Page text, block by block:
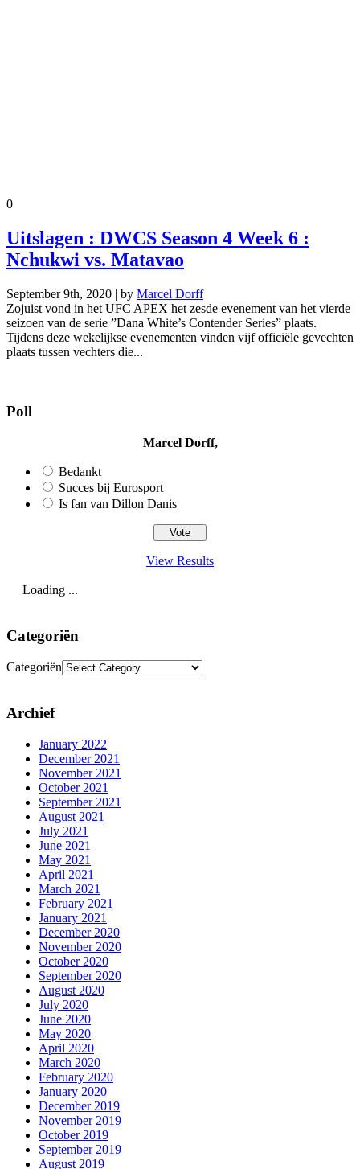
0
Uitslagen : DWCS Season 4 Week 6 :
Nchukwi vs. Matavao
September 9th, 2020 | by Marcel Dorff
Zojuist vond in het UFC APEX het zesde evenement van het vierde
seizoen van de serie ”Dana White’s Contender Series” plaats.
Tijdens deze wekelijkse evenementen vinden vijf officiële gevechten
plaats tussen vechters die...
Poll
Marcel Dorff,
Bedankt
Succes bij Eurosport
Is fan van Dillon Danis
View Results
Loading ...
Categoriën
Categoriën
Archief
January 2022
December 2021
November 2021
October 2021
September 2021
August 2021
July 2021
June 2021
May 2021
April 2021
March 2021
February 2021
January 2021
December 2020
November 2020
October 2020
September 2020
August 2020
July 2020
June 2020
May 2020
April 2020
March 2020
February 2020
January 2020
December 2019
November 2019
October 2019
September 2019
August 2019